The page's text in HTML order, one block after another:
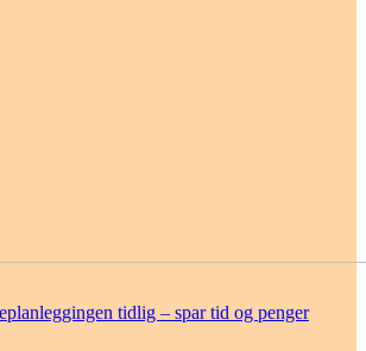
tidlig – spar tid og penger